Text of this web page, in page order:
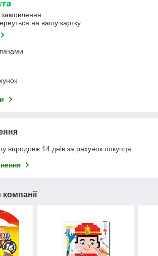
на вашу картку
впродовж 14 днів за рахунок покупця
компанії